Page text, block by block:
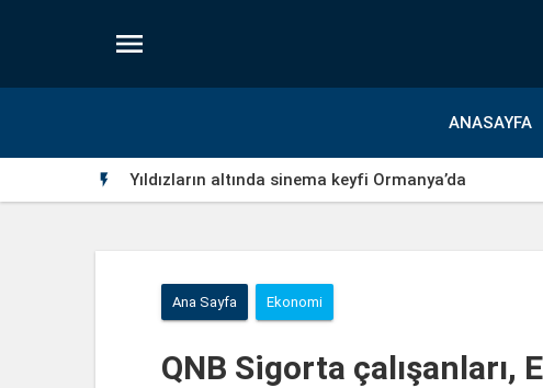

ANASAYFA
 Yıldızların altında sinema keyfi Ormanya’da
Ana Sayfa Ekonomi
QNB Sigorta çalışanları,